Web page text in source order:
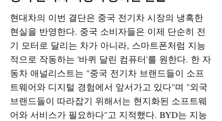
현대차의 이번 결단은 중국 전기차 시장의 냉혹한
현실을 반영한다. 중국 소비자들은 이제 단순히 전
기 모터로 달리는 차가 아니라, 스마트폰처럼 지능
적으로 작동하는 '바퀴 달린 컴퓨터'를 원한다. 한 자
동차 애널리스트는 "중국 전기차 브랜드들이 소프
트웨어와 디지털 경험에서 앞서가고 있다"며 "외국
브랜드들이 따라잡기 위해서는 현지화된 소프트웨
어와 서비스가 필요하다"고 지적했다. BYD는 지능